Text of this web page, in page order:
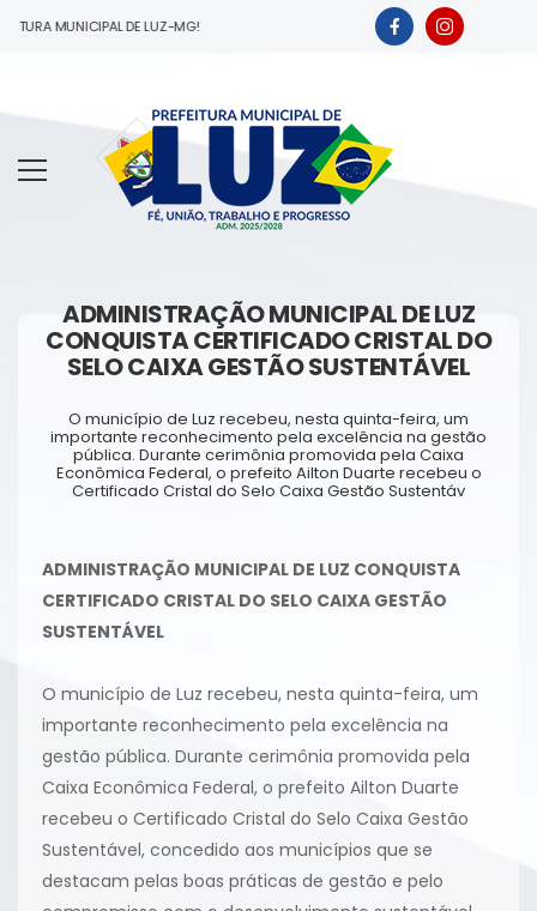
MUNICIPAL DE LUZ-MG!
ADMINISTRAÇÃO MUNICIPAL DE LUZ
CONQUISTA CERTIFICADO CRISTAL DO
SELO CAIXA GESTÃO SUSTENTÁVEL
O município de Luz recebeu, nesta quinta-feira, um
importante reconhecimento pela excelência na gestão
pública. Durante cerimônia promovida pela Caixa
Econômica Federal, o prefeito Ailton Duarte recebeu o
Certificado Cristal do Selo Caixa Gestão Sustentáv
ADMINISTRAÇÃO MUNICIPAL DE LUZ CONQUISTA
CERTIFICADO CRISTAL DO SELO CAIXA GESTÃO
SUSTENTÁVEL
O município de Luz recebeu, nesta quinta-feira, um
importante reconhecimento pela excelência na
gestão pública. Durante cerimônia promovida pela
Caixa Econômica Federal, o prefeito Ailton Duarte
recebeu o Certificado Cristal do Selo Caixa Gestão
Sustentável, concedido aos municípios que se
destacam pelas boas práticas de gestão e pelo